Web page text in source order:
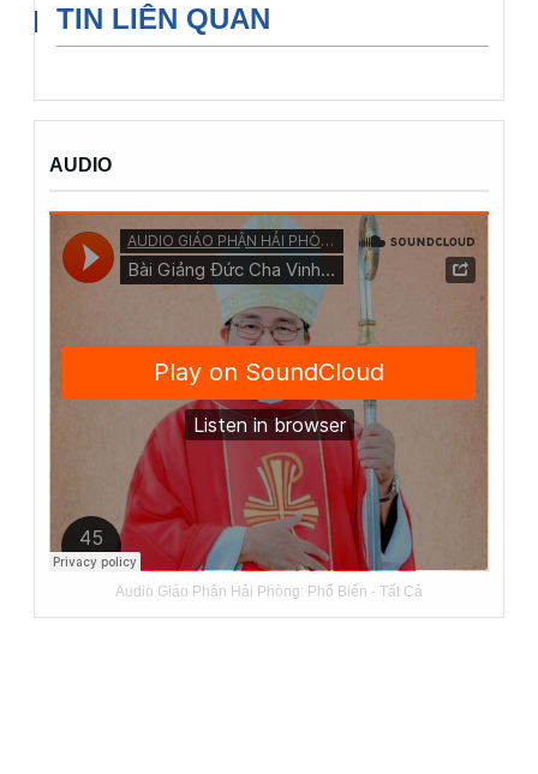
TIN LIÊN QUAN
AUDIO
Audio Giáo Phận Hải Phòng: Phổ Biến - Tất Cả